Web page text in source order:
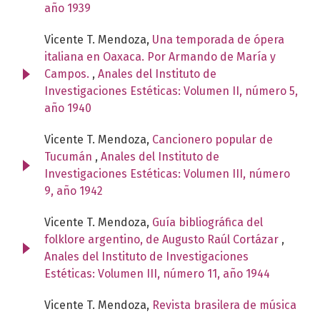
año 1939
Vicente T. Mendoza, Una temporada de ópera
italiana en Oaxaca. Por Armando de María y
Campos. , Anales del Instituto de
Investigaciones Estéticas: Volumen II, número 5,
año 1940
Vicente T. Mendoza, Cancionero popular de
Tucumán , Anales del Instituto de
Investigaciones Estéticas: Volumen III, número
9, año 1942
Vicente T. Mendoza, Guía bibliográfica del
folklore argentino, de Augusto Raúl Cortázar ,
Anales del Instituto de Investigaciones
Estéticas: Volumen III, número 11, año 1944
Vicente T. Mendoza, Revista brasilera de música